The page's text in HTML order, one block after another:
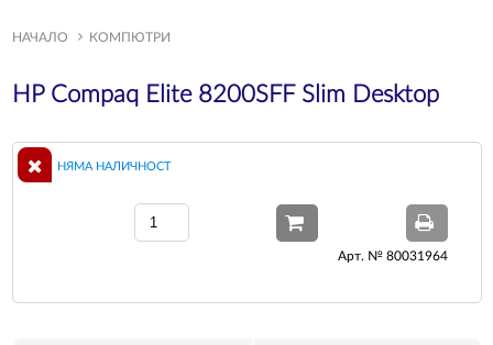
НАЧАЛО КОМПЮТРИ
HP Compaq Elite 8200SFF Slim Desktop
НЯМА НАЛИЧНОСТ
Арт. № 80031964